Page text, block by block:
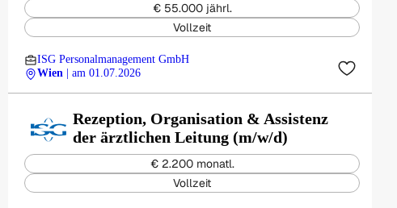
€ 55.000 jährl.
Vollzeit
ISG Personalmanagement GmbH
Wien
| am 01.07.2026
Rezeption, Organisation & Assistenz
der ärztlichen Leitung (m/w/d)
€ 2.200 monatl.
Vollzeit